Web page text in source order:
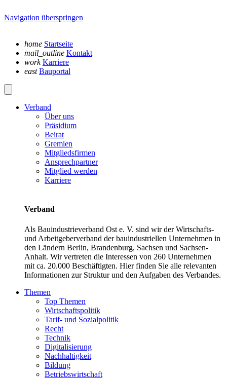
Navigation überspringen
home Startseite
mail_outline Kontakt
work Karriere
east Bauportal
Verband
Über uns
Präsidium
Beirat
Gremien
Mitgliedsfirmen
Ansprechpartner
Mitglied werden
Karriere
Verband
Als Bauindustrieverband Ost e. V. sind wir der Wirtschafts-
und Arbeitgeberverband der bauindustriellen Unternehmen in
den Ländern Berlin, Brandenburg, Sachsen und Sachsen-
Anhalt. Wir vertreten die Interessen von 260 Unternehmen
mit ca. 20.000 Beschäftigten. Hier finden Sie alle relevanten
Informationen zur Struktur und den Aufgaben des Verbandes.
Themen
Top Themen
Wirtschaftspolitik
Tarif- und Sozialpolitik
Recht
Technik
Digitalisierung
Nachhaltigkeit
Bildung
Betriebswirtschaft